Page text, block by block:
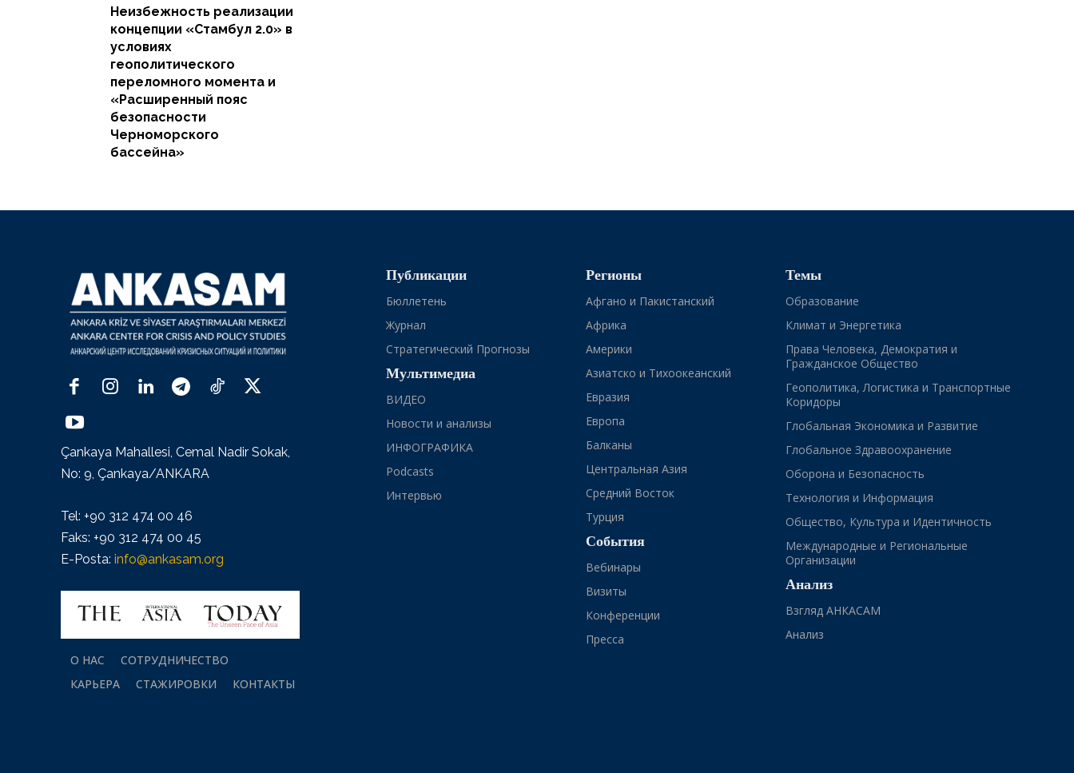
Неизбежность реализации
концепции «Стамбул 2.0» в
условиях
геополитического
переломного момента и
«Расширенный пояс
безопасности
Черноморского
бассейна»
Çankaya Mahallesi, Cemal Nadir Sokak,
No: 9, Çankaya/ANKARA
Tel: +90 312 474 00 46
Faks: +90 312 474 00 45
E-Posta: info@ankasam.org
О НАС
СОТРУДНИЧЕСТВО
КАРЬЕРА
СТАЖИРОВКИ КОНТАКТЫ
Публикации
Бюллетень
Журнал
Стратегический Прогнозы
Мультимедиа
ВИДЕО
Новости и анализы
ИНФОГРАФИКА
Podcasts
Интервью
Регионы
Афгано и Пакистанский
Африка
Америки
Азиатско и Тихоокеанский
Евразия
Европа
Балканы
Центральная Азия
Средний Восток
Турция
События
Вебинары
Визиты
Конференции
Пресса
Темы
Образование
Климат и Энергетика
Права Человека, Демократия и
Гражданское Общество
Геополитика, Логистика и Транспортные
Коридоры
Глобальная Экономика и Развитие
Глобальное Здравоохранение
Оборона и Безопасность
Технология и Информация
Общество, Культура и Идентичность
Международные и Региональные
Организации
Анализ
Взгляд АНКАСАМ
Анализ